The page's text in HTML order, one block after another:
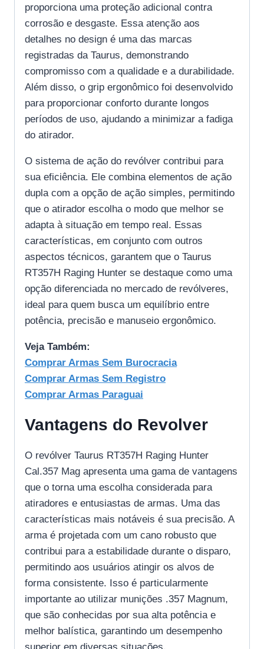
proporciona uma proteção adicional contra
corrosão e desgaste. Essa atenção aos
detalhes no design é uma das marcas
registradas da Taurus, demonstrando
compromisso com a qualidade e a durabilidade.
Além disso, o grip ergonômico foi desenvolvido
para proporcionar conforto durante longos
períodos de uso, ajudando a minimizar a fadiga
do atirador.
O sistema de ação do revólver contribui para
sua eficiência. Ele combina elementos de ação
dupla com a opção de ação simples, permitindo
que o atirador escolha o modo que melhor se
adapta à situação em tempo real. Essas
características, em conjunto com outros
aspectos técnicos, garantem que o Taurus
RT357H Raging Hunter se destaque como uma
opção diferenciada no mercado de revólveres,
ideal para quem busca um equilíbrio entre
potência, precisão e manuseio ergonômico.
Veja Também:
Comprar Armas Sem Burocracia
Comprar Armas Sem Registro
Comprar Armas Paraguai
Vantagens do Revolver
O revólver Taurus RT357H Raging Hunter
Cal.357 Mag apresenta uma gama de vantagens
que o torna uma escolha considerada para
atiradores e entusiastas de armas. Uma das
características mais notáveis é sua precisão. A
arma é projetada com um cano robusto que
contribui para a estabilidade durante o disparo,
permitindo aos usuários atingir os alvos de
forma consistente. Isso é particularmente
importante ao utilizar munições .357 Magnum,
que são conhecidas por sua alta potência e
melhor balística, garantindo um desempenho